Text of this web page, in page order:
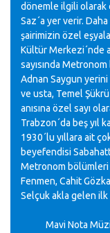
dönemle ilgili olarak
Saz´a yer verir.
şairimizin özel
Kültür Merkezi´nde
sayısında
Adnan Saygun yerini
ve usta, Temel
anısına özel sayı
Trabzon´da beş yıl
1930´lu yıllara ait
beyefendisi
Metronom bölümleri
Fenmen, Cahit
Selçuk akla gelen ilk
Mavi Nota Müzik